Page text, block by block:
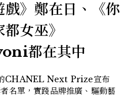
》鄭在日、《你
女巫》
都在其中
的CHANEL Next Prize宣布
名單，實踐品牌推廣、驅動藝